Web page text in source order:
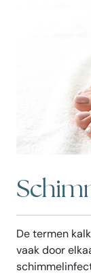
De termen
vaak door